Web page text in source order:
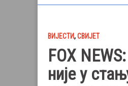
ВИЈЕСТИ,СВИЈЕТ
FOX
није у